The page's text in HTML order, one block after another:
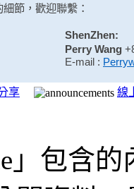
細節，歡迎聯繫：
ShenZhen:
Perry Wang
E-mail :
享 線
」包含